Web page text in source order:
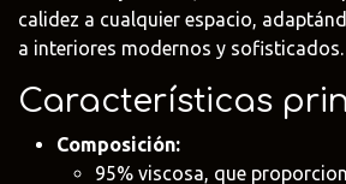
calidez a cualquier espacio,
a interiores modernos y sofisticados.
Características
Composición:
95% viscosa, que